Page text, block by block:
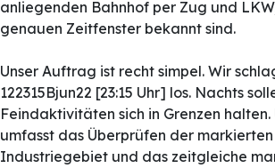
anliegenden Bahnhof per Zug und
genauen Zeitfenster bekannt sind.
Unser Auftrag ist recht simpel. Wir
122315Bjun22 [23:15 Uhr] los. Nachts
Feindaktivitäten sich in Grenzen halten.
umfasst das Überprüfen der
Industriegebiet und das zeitgleiche